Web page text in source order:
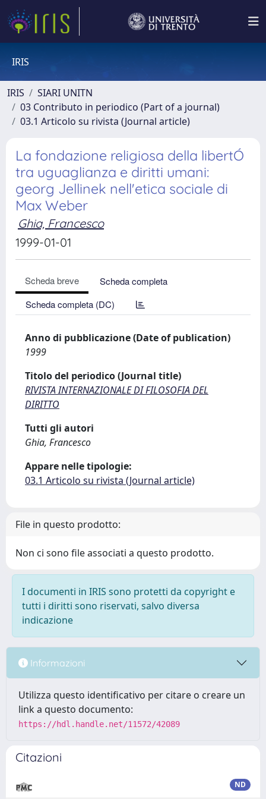
IRIS
IRIS
SIARI UNITN
03 Contributo in periodico (Part of a journal)
03.1 Articolo su rivista (Journal article)
La fondazione religiosa della libertÓ
tra uguaglianza e diritti umani:
georg Jellinek nell'etica sociale di
Max Weber
Ghia, Francesco
1999-01-01
Scheda breve
Scheda completa
Scheda completa (DC)
Anno di pubblicazione (Date of publication)
1999
Titolo del periodico (Journal title)
RIVISTA INTERNAZIONALE DI FILOSOFIA DEL
DIRITTO
Tutti gli autori
Ghia, Francesco
Appare nelle tipologie:
03.1 Articolo su rivista (Journal article)
File in questo prodotto:
Non ci sono file associati a questo prodotto.
I documenti in IRIS sono protetti da copyright e
tutti i diritti sono riservati, salvo diversa
indicazione
Informazioni
Utilizza questo identificativo per citare o creare un
link a questo documento:
https://hdl.handle.net/11572/42089
Citazioni
ND